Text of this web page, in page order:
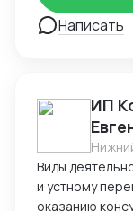
Написать
ИП
Виды
и устному
оказанию